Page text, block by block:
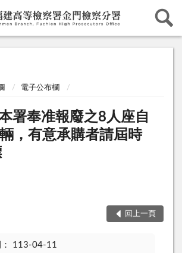
電子公布欄
署奉准報廢之8人座自
，有意承購者請屆時
回上一頁
113-04-11